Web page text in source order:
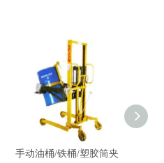
手动油桶/铁桶/塑胶筒夹